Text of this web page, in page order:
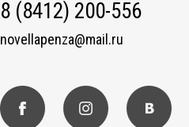
8 (8412) 200-556
novellapenza@mail.ru